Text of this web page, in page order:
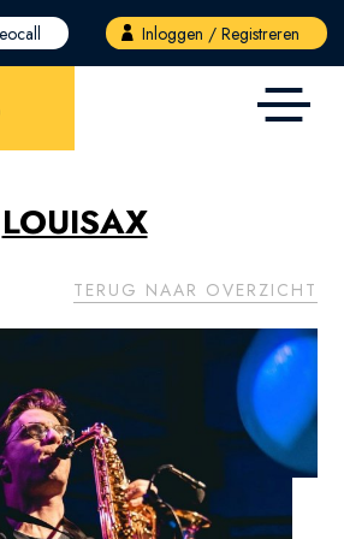
gaan
Inloggen / Registreren
LOUISAX
TERUG NAAR OVERZICHT